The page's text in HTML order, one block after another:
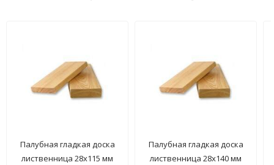
Палубная гладкая доска
лиственница 28х115 мм
Палубная гладкая доска
лиственница 28х140 мм